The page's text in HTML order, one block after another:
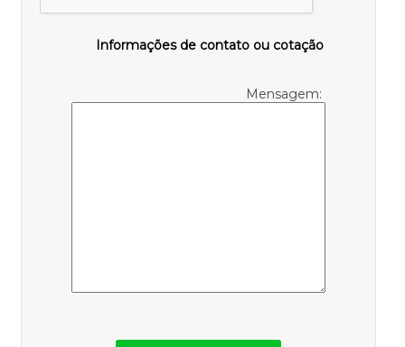
Informações de contato ou cotação
Mensagem: